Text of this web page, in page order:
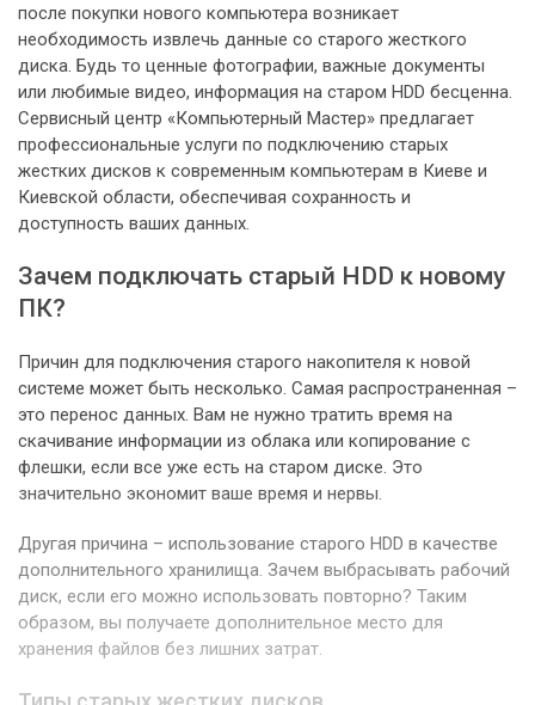
после покупки нового компьютера возникает
необходимость извлечь данные со старого жесткого
диска. Будь то ценные фотографии, важные документы
или любимые видео, информация на старом HDD бесценна.
Сервисный центр «Компьютерный Мастер» предлагает
профессиональные услуги по подключению старых
жестких дисков к современным компьютерам в Киеве и
Киевской области, обеспечивая сохранность и
доступность ваших данных.
Зачем подключать старый HDD к новому
ПК?
Причин для подключения старого накопителя к новой
системе может быть несколько. Самая распространенная –
это перенос данных. Вам не нужно тратить время на
скачивание информации из облака или копирование с
флешки, если все уже есть на старом диске. Это
значительно экономит ваше время и нервы.
Другая причина – использование старого HDD в качестве
дополнительного хранилища. Зачем выбрасывать рабочий
диск, если его можно использовать повторно? Таким
образом, вы получаете дополнительное место для
хранения файлов без лишних затрат.